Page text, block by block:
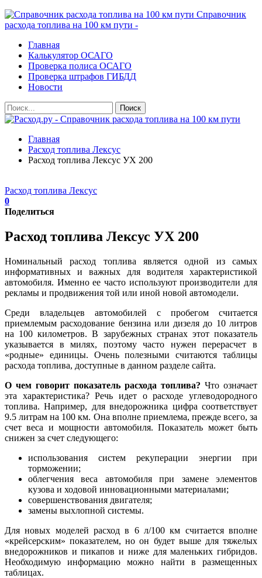
Справочник
расхода топлива на 100 км пути -
Главная
Калькулятор ОСАГО
Проверка полиса ОСАГО
Проверка штрафов ГИБДД
Новости
Главная
Расход топлива Лексус
Расход топлива Лексус УХ 200
Расход топлива Лексус
0
Поделиться
Расход топлива Лексус УХ 200
Номинальный расход топлива является одной из самых
информативных и важных для водителя характеристикой
автомобиля. Именно ее часто используют производители для
рекламы и продвижения той или иной новой автомодели.
Среди владельцев автомобилей с пробегом считается
приемлемым расходование бензина или дизеля до 10 литров
на 100 километров. В зарубежных странах этот показатель
указывается в милях, поэтому часто нужен перерасчет в
«родные» единицы. Очень полезными считаются таблицы
расхода топлива, доступные в данном разделе сайта.
О чем говорит показатель расхода топлива? Что означает
эта характеристика? Речь идет о расходе углеводородного
топлива. Например, для внедорожника цифра соответствует
9.5 литрам на 100 км. Она вполне приемлема, прежде всего, за
счет веса и мощности автомобиля. Показатель может быть
снижен за счет следующего:
использования систем рекуперации энергии при
торможении;
облегчения веса автомобиля при замене элементов
кузова и ходовой инновационными материалами;
совершенствования двигателя;
замены выхлопной системы.
Для новых моделей расход в 6 л/100 км считается вполне
«крейсерским» показателем, но он будет выше для тяжелых
внедорожников и пикапов и ниже для маленьких гибридов.
Необходимую информацию можно найти в размещенных
таблицах.